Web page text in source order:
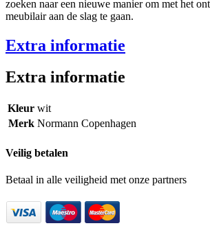
zoeken naar een nieuwe manier om met het
meubilair aan de slag te gaan.
Extra informatie
Extra informatie
Kleur wit
Merk Normann Copenhagen
Veilig betalen
Betaal in alle veiligheid met onze partners